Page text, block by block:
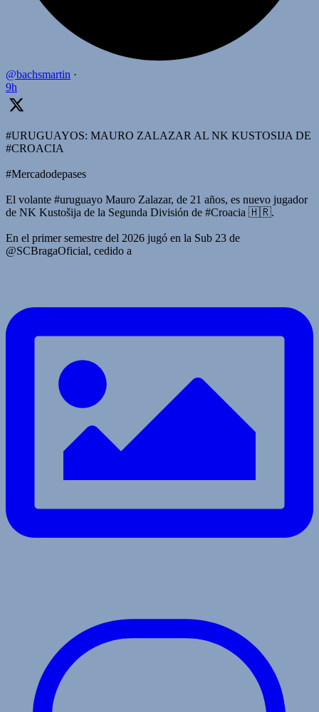
@bachsmartin ·
9h
#URUGUAYOS: MAURO ZALAZAR AL NK KUSTOSIJA DE
#CROACIA
#Mercadodepases
El volante #uruguayo Mauro Zalazar, de 21 años, es nuevo jugador
de NK Kustošija de la Segunda División de #Croacia 🇭🇷.
En el primer semestre del 2026 jugó en la Sub 23 de
@SCBragaOficial, cedido a